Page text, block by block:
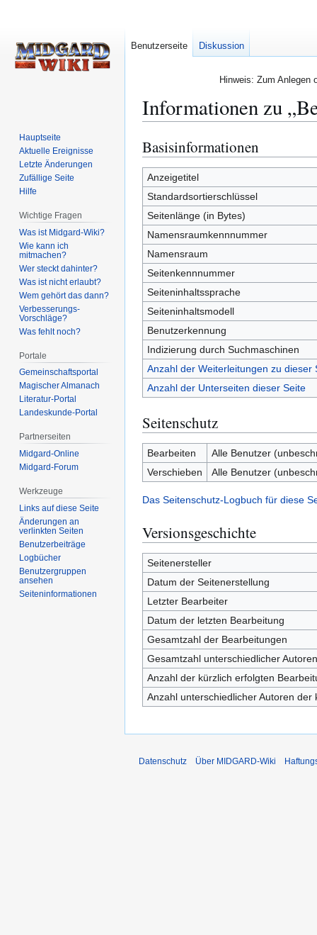
Hinweis: Zum Anlegen
Informationen zu
Zur
Navigation
springen
Zur
Suche
springen
Basisinformationen
Anzeigetitel
Standardsortierschlüssel
Seitenlänge (in Bytes)
Namensraumkennnummer
Namensraum
Seitenkennnummer
Seiteninhaltssprache
Seiteninhaltsmodell
Benutzerkennung
Indizierung durch Suchmaschinen
Anzahl der Weiterleitungen zu dieser
Anzahl der Unterseiten dieser Seite
Seitenschutz
Bearbeiten
Alle Benutzer
Verschieben
Alle Benutzer
Das Seitenschutz-Logbuch für diese
Versionsgeschichte
Seitenersteller
Datum der Seitenerstellung
Letzter Bearbeiter
Datum der letzten Bearbeitung
Gesamtzahl der Bearbeitungen
Gesamtzahl unterschiedlicher Autoren
Anzahl der kürzlich erfolgten
Anzahl unterschiedlicher Autoren
Benutzerseite Diskussion
Hauptseite
Aktuelle Ereignisse
Letzte Änderungen
Zufällige Seite
Hilfe
Wichtige Fragen
Was ist Midgard-Wiki?
Wie kann ich
mitmachen?
Wer steckt dahinter?
Was ist nicht erlaubt?
Wem gehört das dann?
Verbesserungs-
Vorschläge?
Was fehlt noch?
Portale
Gemeinschafts­portal
Magischer Almanach
Literatur-Portal
Landeskunde-Portal
Partnerseiten
Midgard-Online
Midgard-Forum
Werkzeuge
Links auf diese Seite
Änderungen an
verlinkten Seiten
Benutzerbeiträge
Logbücher
Benutzergruppen
ansehen
Seiten­­informationen
Datenschutz Über MIDGARD-Wiki